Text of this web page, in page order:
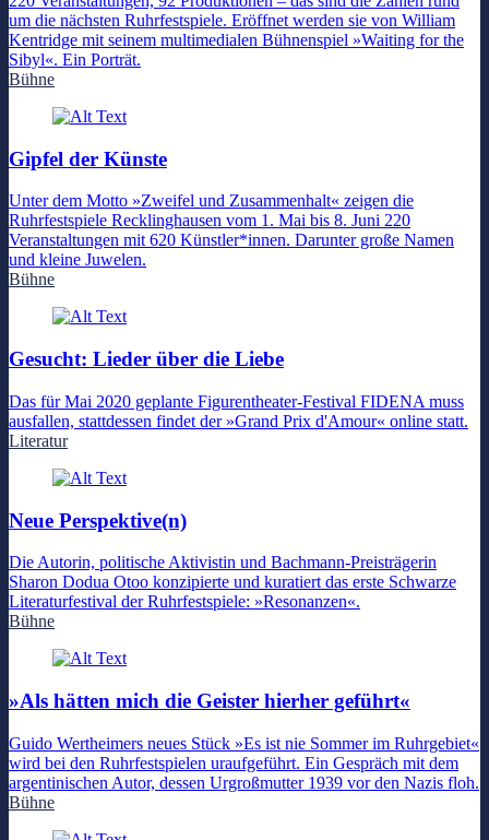
um die nächsten Ruhrfestspiele. Eröffnet werden sie von William
Kentridge mit seinem multimedialen Bühnenspiel »Waiting for the
Sibyl«. Ein Porträt.
Bühne
Gipfel der Künste
Unter dem Motto »Zweifel und Zusammenhalt« zeigen die
Ruhrfestspiele Recklinghausen vom 1. Mai bis 8. Juni 220
Veranstaltungen mit 620 Künstler*innen. Darunter große Namen
und kleine Juwelen.
Bühne
Gesucht: Lieder über die Liebe
Das für Mai 2020 geplante Figurentheater-Festival FIDENA muss
ausfallen, stattdessen findet der »Grand Prix d'Amour« online statt.
Literatur
Neue Perspektive(n)
Die Autorin, politische Aktivistin und Bachmann-Preisträgerin
Sharon Dodua Otoo konzipierte und kuratiert das erste Schwarze
Literaturfestival der Ruhrfestspiele: »Resonanzen«.
Bühne
»Als hätten mich die Geister hierher geführt«
Guido Wertheimers neues Stück »Es ist nie Sommer im Ruhrgebiet«
wird bei den Ruhrfestspielen uraufgeführt. Ein Gespräch mit dem
argentinischen Autor, dessen Urgroßmutter 1939 vor den Nazis floh.
Bühne